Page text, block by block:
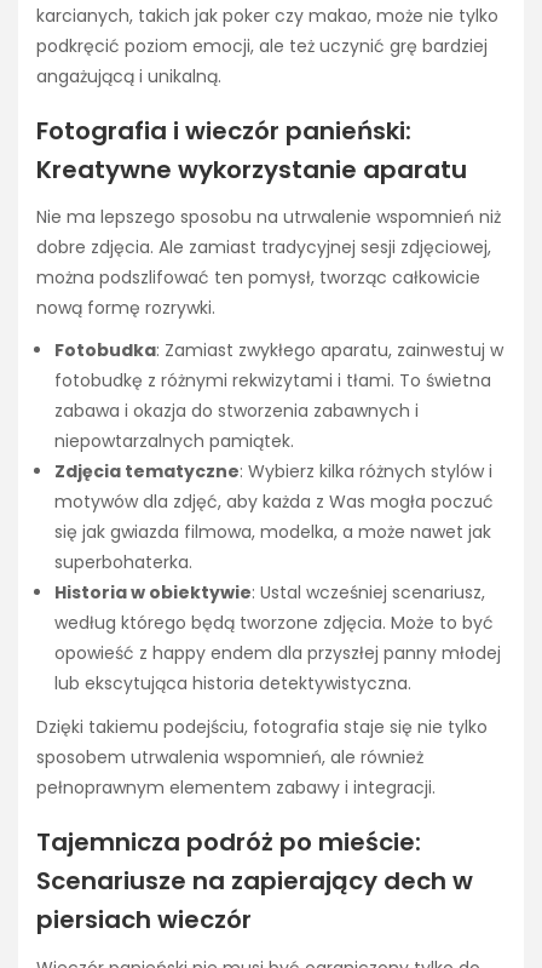
karcianych, takich jak poker czy makao, może nie tylko
podkręcić poziom emocji, ale też uczynić grę bardziej
angażującą i unikalną.
Fotografia i wieczór panieński:
Kreatywne wykorzystanie aparatu
Nie ma lepszego sposobu na utrwalenie wspomnień niż
dobre zdjęcia. Ale zamiast tradycyjnej sesji zdjęciowej,
można podszlifować ten pomysł, tworząc całkowicie
nową formę rozrywki.
Fotobudka: Zamiast zwykłego aparatu, zainwestuj w
fotobudkę z różnymi rekwizytami i tłami. To świetna
zabawa i okazja do stworzenia zabawnych i
niepowtarzalnych pamiątek.
Zdjęcia tematyczne: Wybierz kilka różnych stylów i
motywów dla zdjęć, aby każda z Was mogła poczuć
się jak gwiazda filmowa, modelka, a może nawet jak
superbohaterka.
Historia w obiektywie: Ustal wcześniej scenariusz,
według którego będą tworzone zdjęcia. Może to być
opowieść z happy endem dla przyszłej panny młodej
lub ekscytująca historia detektywistyczna.
Dzięki takiemu podejściu, fotografia staje się nie tylko
sposobem utrwalenia wspomnień, ale również
pełnoprawnym elementem zabawy i integracji.
Tajemnicza podróż po mieście:
Scenariusze na zapierający dech w
piersiach wieczór